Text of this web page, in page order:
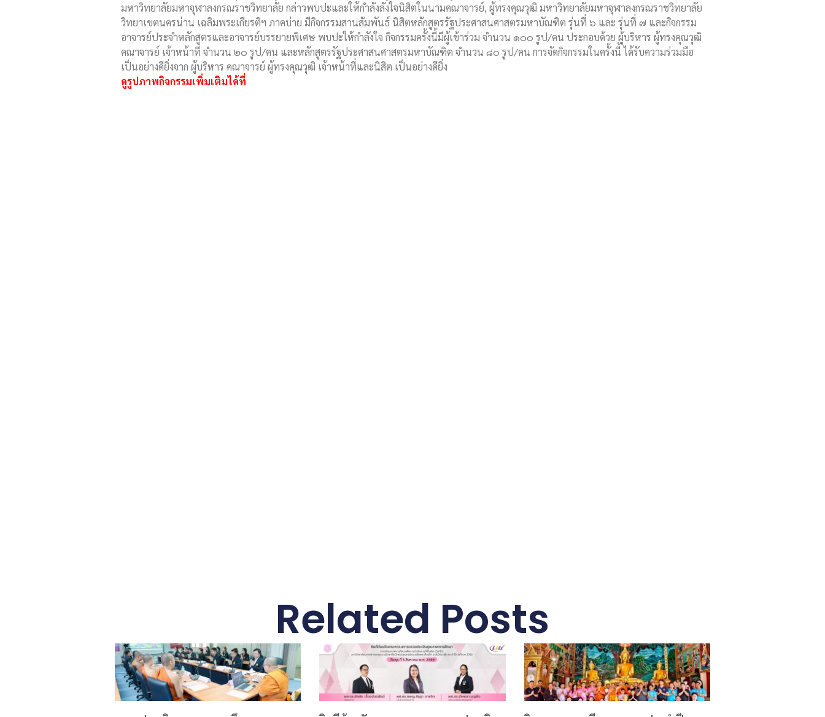
มหาวิทยาลัยมหาจุฬาลงกรณราชวิทยาลัย กล่าวพบปะและให้กำลังลังใจนิสิตในนามคณาจารย์, ผู้ทรงคุณวุฒิ มหาวิทยาลัยมหาจุฬาลงกรณราชวิทยาลัย
วิทยาเขตนครน่าน เฉลิมพระเกียรติฯ ภาคบ่าย มีกิจกรรมสานสัมพันธ์ นิสิตหลักสูตรรัฐประศาสนศาสตรมหาบัณฑิต รุ่นที่ ๖ และ รุ่นที่ ๗ และกิจกรรม
อาจารย์ประจำหลักสูตรและอาจารย์บรรยายพิเศษ พบปะให้กำลังใจ กิจกรรมครั้งนี้มีผู้เข้าร่วม จำนวน ๑๐๐ รูป/คน ประกอบด้วย ผู้บริหาร ผู้ทรงคุณวุฒิ
คณาจารย์ เจ้าหน้าที่ จำนวน ๒๐ รูป/คน และหลักสูตรรัฐประศาสนศาสตรมหาบัณฑิต จำนวน ๘๐ รูป/คน การจัดกิจกรรมในครั้งนี้ ได้รับความร่วมมือ
เป็นอย่างดียิ่งจาก ผู้บริหาร คณาจารย์ ผู้ทรงคุณวุฒิ เจ้าหน้าที่และนิสิต เป็นอย่างดียิ่ง
ดูรูปภาพกิจกรรมเพิ่มเติมได้ที่
Related Posts